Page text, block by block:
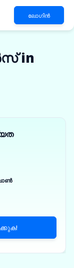
ലോഗിൻ
in